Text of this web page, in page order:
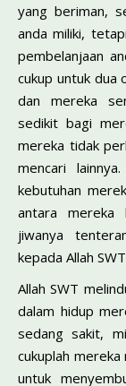
yang beriman,
anda miliki,
pembelanjaan
cukup untuk dua
dan mereka
sedikit bagi
mereka tidak
mencari
kebutuhan
antara mereka
jiwanya
kepada Allah
Allah SWT
dalam hidup
sedang sakit,
cukuplah
untuk